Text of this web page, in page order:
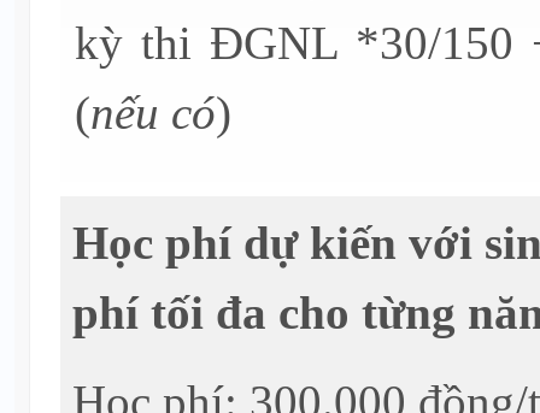
kỳ thi ĐGNL *30/150
(nếu có)
Học phí dự kiến với
phí tối đa cho từng
Học phí: 300.000